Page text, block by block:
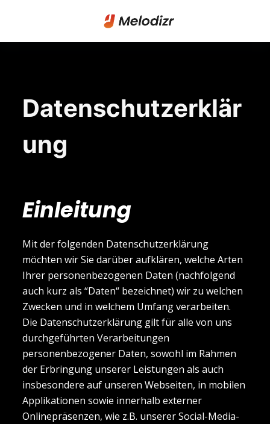
i
Datenschutzerklär
ung
Einleitung
Mit der folgenden Datenschutzerklärung
möchten wir Sie darüber aufklären, welche Arten
Ihrer personenbezogenen Daten (nachfolgend
auch kurz als “Daten“ bezeichnet) wir zu welchen
Zwecken und in welchem Umfang verarbeiten.
Die Datenschutzerklärung gilt für alle von uns
durchgeführten Verarbeitungen
personenbezogener Daten, sowohl im Rahmen
der Erbringung unserer Leistungen als auch
insbesondere auf unseren Webseiten, in mobilen
Applikationen sowie innerhalb externer
Onlinepräsenzen, wie z.B. unserer Social-Media-